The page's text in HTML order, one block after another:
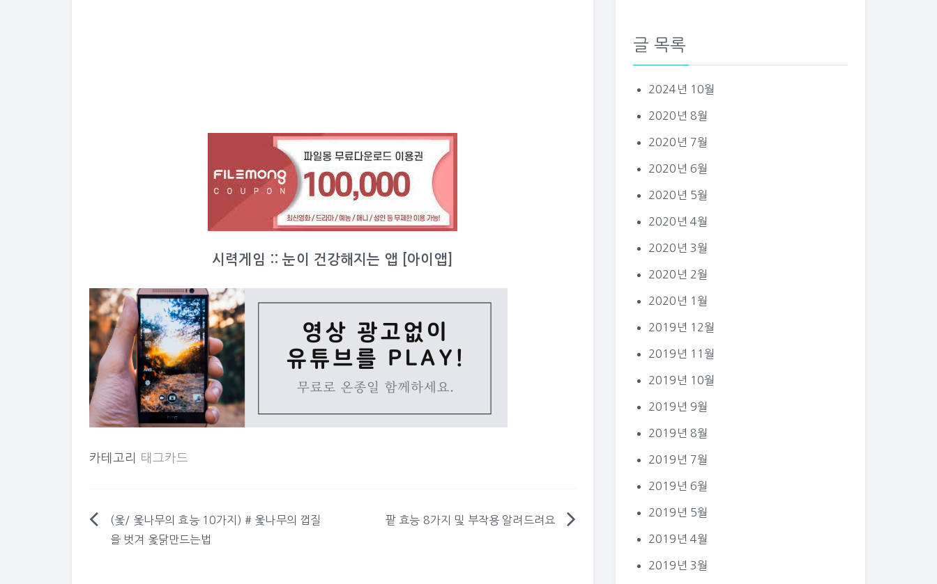
시력게임 :: 눈이 건강해지는 앱 [아이앱]
카테고리 태그카드
글
(옻/ 옻나무의 효능 10가지) # 옻나무의 껍질
을 벗겨 옻닭만드는법
팥 효능 8가지 및 부작용 알려드려요
글 목록
2024년 10월
2020년 8월
2020년 7월
2020년 6월
2020년 5월
2020년 4월
2020년 3월
2020년 2월
2020년 1월
2019년 12월
2019년 11월
2019년 10월
2019년 9월
2019년 8월
2019년 7월
2019년 6월
2019년 5월
2019년 4월
2019년 3월